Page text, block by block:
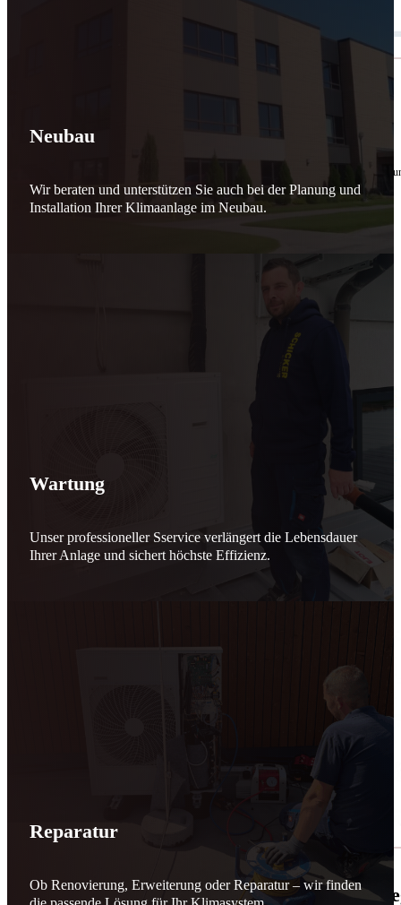
10. Februar 2026
für Sicherheit, Vertrauen
Effizient arbeiten. Ressourcen schonen. Zukunft sichern.
Nicht als Pflicht, sondern aus Überzeugung.
🌬️☀️ Mehr erneuerbare Energie für
Neubau
Wir beraten und unterstützen Sie auch bei der Planung und
Installation Ihrer Klimaanlage im Neubau.
Wartung
Unser professioneller Sservice verlängert die Lebensdauer
Ihrer Anlage und sichert höchste Effizienz.
Reparatur
Ob Renovierung, Erweiterung oder Reparatur – wir finden